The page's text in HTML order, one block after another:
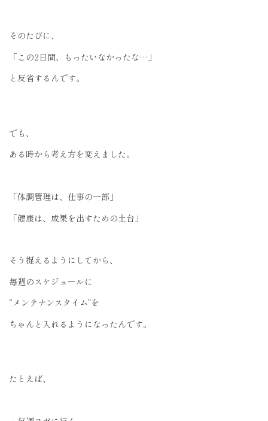
そのたびに、
「この2日間、もったいなかったな…」
と反省するんです。
でも、
ある時から考え方を変えました。
「体調管理は、仕事の一部」
「健康は、成果を出すための土台」
そう捉えるようにしてから、
毎週のスケジュールに
“メンテナンスタイム”を
ちゃんと入れるようになったんです。
たとえば、